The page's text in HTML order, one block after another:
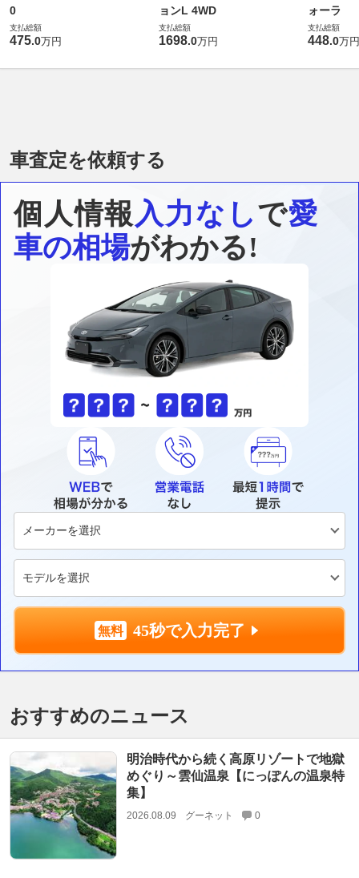
0
支払総額
475.0万円
ョンL 4WD
支払総額
1698.0万円
ォーラ
支払総額
448.0万円
車査定を依頼する
個人情報入力なしで愛
車の相場がわかる!
45秒で入力完了
おすすめのニュース
明治時代から続く高原リゾートで地獄
めぐり～雲仙温泉【にっぽんの温泉特
集】
2026.08.09 グーネット 0